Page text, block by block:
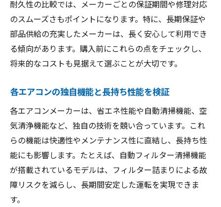
耐久性の比較では、メーカーごとの保証期間や修理対応
のスムーズさもポイントになります。特に、長期保証や
部品供給の充実したメーカーは、長く安心して利用でき
る傾向があります。購入前にこれらの点をチェックし、
将来的なコストも見据えて選ぶことが大切です。
各エアコンの独自機能と長持ち性能を検証
各エアコンメーカーは、省エネ性能や自動清掃機能、空
気清浄機能など、独自の技術を競い合っています。これ
らの機能は快適性やメンテナンス性に直結し、長持ち性
能にも影響します。たとえば、自動フィルター清掃機能
が搭載されているモデルは、フィルター詰まりによる故
障リスクを減らし、長期間安定した運転を実現できま
す。